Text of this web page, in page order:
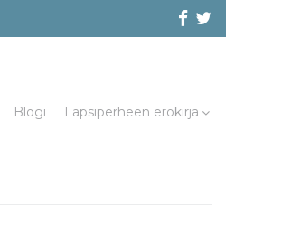
Facebook
@evliitto
Blogi Lapsiperheen erokirja